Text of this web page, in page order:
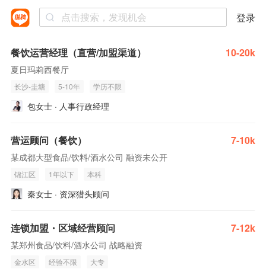
登录
餐饮运营经理（直营/加盟渠道） 10-20k
夏日玛莉西餐厅
长沙-圭塘 5-10年 学历不限
包女士 · 人事行政经理
营运顾问（餐饮） 7-10k
某成都大型食品/饮料/酒水公司 融资未公开
锦江区 1年以下 本科
秦女士 · 资深猎头顾问
连锁加盟・区域经营顾问 7-12k
某郑州食品/饮料/酒水公司 战略融资
金水区 经验不限 大专